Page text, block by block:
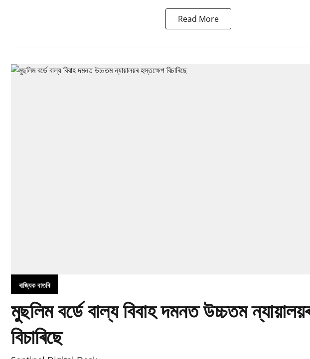
Read More
ৰাজ্যিক বাতৰি
মুছলিম বৰ্ডে বাল্য বিবাহ দমনত উচ্চতম
বিচাৰিছে